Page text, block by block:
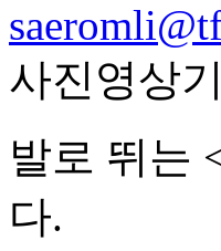
사진영상
발로 뛰는
다.